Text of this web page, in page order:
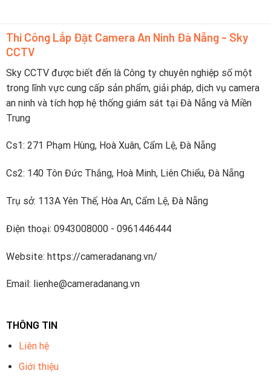
Thi Công Lắp Đặt Camera An Ninh Đà Nẵng - Sky
CCTV
Sky CCTV được biết đến là Công ty chuyên nghiệp số một
trong lĩnh vực cung cấp sản phẩm, giải pháp, dịch vụ camera
an ninh và tích hợp hệ thống giám sát tại Đà Nẵng và Miền
Trung
Cs1: 271 Phạm Hùng, Hoà Xuân, Cẩm Lệ, Đà Nẵng
Cs2: 140 Tôn Đức Thắng, Hoà Minh, Liên Chiểu, Đà Nẵng
Trụ sở: 113A Yên Thế, Hòa An, Cẩm Lệ, Đà Nẵng
Điện thoại: 0943008000 - 0961446444
Website: https://cameradanang.vn/
Email: lienhe@cameradanang.vn
THÔNG TIN
Liên hệ
Giới thiệu